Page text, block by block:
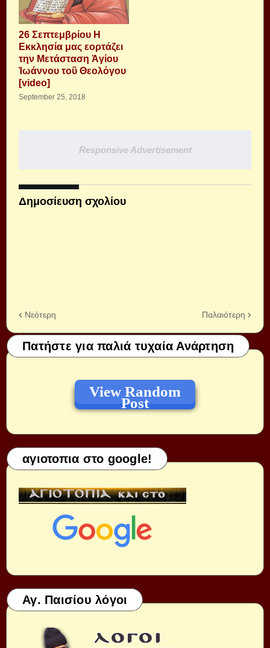
26 Σεπτεμβρίου Η
Εκκλησία μας εορτάζει
την Μετάσταση Ἁγίου
Ἰωάννου τοῦ Θεολόγου
[video]
September 25, 2018
Responsive Advertisement
Δημοσίευση σχολίου
Νεότερη Παλαιότερη
Πατήστε για παλιά τυχαία Ανάρτηση
View Random
Post
αγιοτοπια στο google!
Αγ. Παισίου λόγοι